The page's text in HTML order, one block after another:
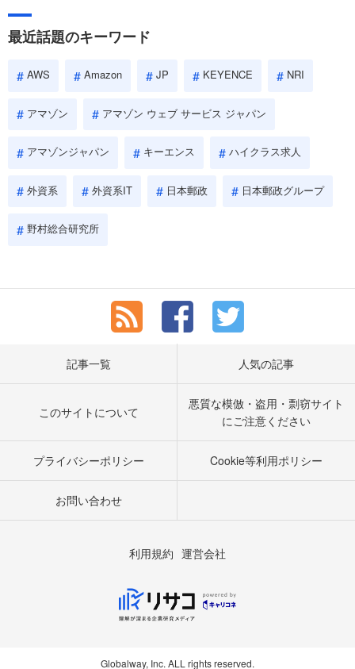
しょう。
最近話題のキーワード
AWS Amazon JP KEYENCE NRI
アマゾン アマゾン ウェブ サービス ジャパン
アマゾンジャパン キーエンス ハイクラス求人
外資系 外資系IT 日本郵政 日本郵政グループ
野村総合研究所
記事一覧 人気の記事
このサイトについて
悪質な模倣・盗用・剽窃サイト
にご注意ください
プライバシーポリシー Cookie等利用ポリシー
お問い合わせ
利用規約 運営会社
Globalway, Inc. ALL rights reserved.